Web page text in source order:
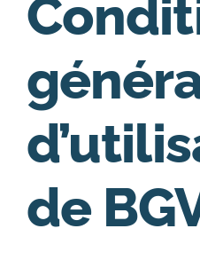
Fonctionnalités
Qui sommes nous ?
de